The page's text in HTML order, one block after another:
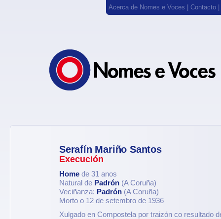
Acerca de Nomes e Voces Contacto
Serafín Mariño Santos
Execución
Home de 31 anos
Natural de Padrón (A Coruña)
Veciñanza: Padrón (A Coruña)
Morto o 12 de setembro de 1936
Xulgado en Compostela por traizón co resultado